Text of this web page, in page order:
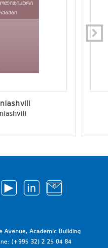
Avenue, Academic Building
(+995 32) 2 25 04 84